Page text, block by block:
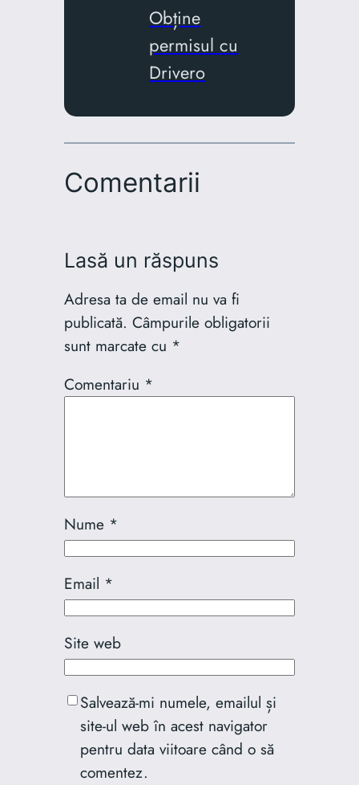
Obține
permisul cu
Drivero
Comentarii
Lasă un răspuns
Adresa ta de email nu va fi
publicată. Câmpurile obligatorii
sunt marcate cu *
Comentariu *
Nume *
Email *
Site web
Salvează-mi numele, emailul și
site-ul web în acest navigator
pentru data viitoare când o să
comentez.